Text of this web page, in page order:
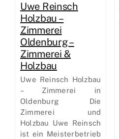
Uwe Reinsch
Holzbau –
Zimmerei
Oldenburg –
Zimmerei &
Holzbau
Uwe Reinsch Holzbau
– Zimmerei in
Oldenburg Die
Zimmerei und
Holzbau Uwe Reinsch
ist ein Meisterbetrieb